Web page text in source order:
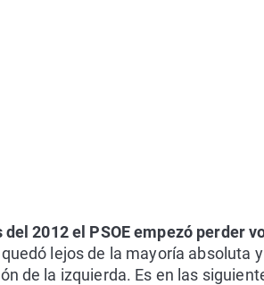
2012 el PSOE empezó perder
lejos de la mayoría absoluta
de la izquierda. Es en las